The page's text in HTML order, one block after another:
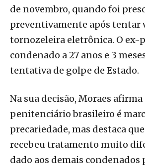
de novembro, quando foi
preventivamente após tentar
tornozeleira eletrônica. O ex-
condenado a 27 anos e 3
tentativa de golpe de Estado.
Na sua decisão, Moraes
penitenciário brasileiro é
precariedade, mas destaca
recebeu tratamento muito
dado aos demais condenados